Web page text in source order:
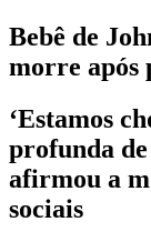
Bebê de
morre após
‘Estamos
profunda de
afirmou a
sociais